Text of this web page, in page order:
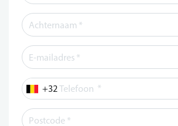
Telefoon *